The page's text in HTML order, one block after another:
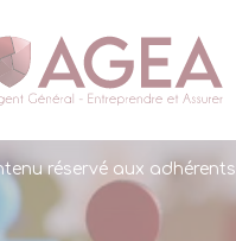
réservé aux adhérents